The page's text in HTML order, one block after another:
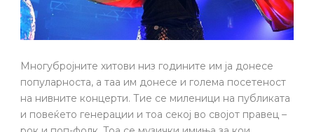
Mногубројните хитови низ годините им ја донесе
популарноста, а таа им донесе и голема посетеност
на нивните концерти. Тие се миленици на публиката
и повеќето генерации и тоа секој во својот правец –